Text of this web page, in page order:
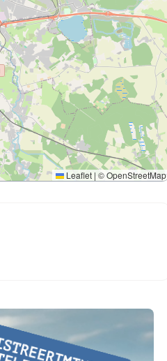
Leaflet | ©OpenStreetMap